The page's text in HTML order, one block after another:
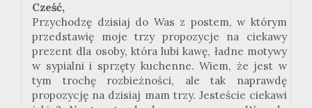
Cześć,
Przychodzę dzisiaj do Was z postem, w którym
przedstawię moje trzy propozycje na ciekawy
prezent dla osoby, która lubi kawę, ładne motywy
w sypialni i sprzęty kuchenne. Wiem, że jest w
tym trochę rozbieżności, ale tak naprawdę
propozycję na dzisiaj mam trzy. Jesteście ciekawi